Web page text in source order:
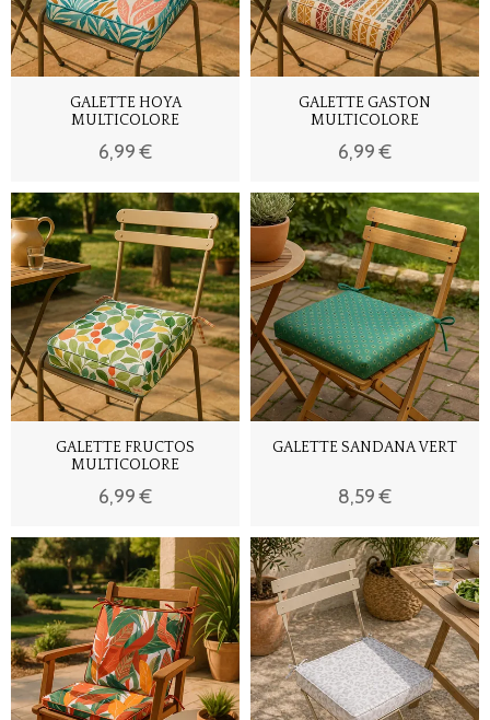
GALETTE HOYA
MULTICOLORE
6,99 €
GALETTE GASTON
MULTICOLORE
6,99 €
GALETTE FRUCTOS
MULTICOLORE
6,99 €
GALETTE SANDANA VERT
8,59 €